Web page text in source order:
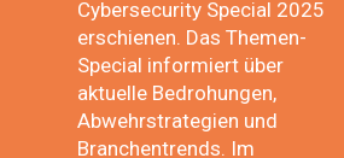
Cybersecurity Special 2025
erschienen. Das Themen-
Special informiert über
aktuelle Bedrohungen,
Abwehrstrategien und
Branchentrends. Im